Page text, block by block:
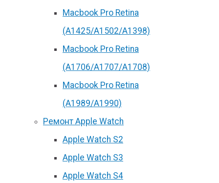
Macbook Pro Retina
(А1425/A1502/A1398)
Macbook Pro Retina
(А1706/A1707/A1708)
Macbook Pro Retina
(А1989/A1990)
Ремонт Apple Watch
Apple Watch S2
Apple Watch S3
Apple Watch S4